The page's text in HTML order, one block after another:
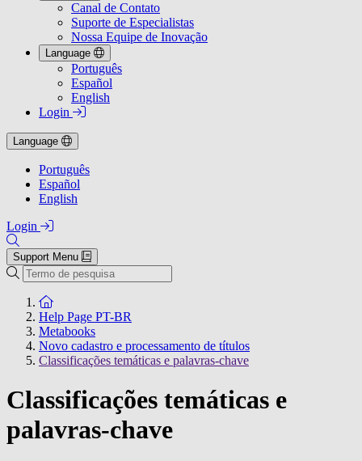
Canal de Contato
Suporte de Especialistas
Nossa Equipe de Inovação
Language
Português
Español
English
Login
Language
Português
Español
English
Login
Support Menu
Pesquisa
To the homepage
Help Page PT-BR
Metabooks
Novo cadastro e processamento de títulos
Classificações temáticas e palavras-chave
Classificações temáticas e
palavras-chave